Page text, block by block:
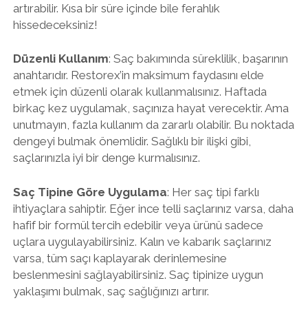
artırabilir. Kısa bir süre içinde bile ferahlık
hissedeceksiniz!
Düzenli Kullanım: Saç bakımında süreklilik, başarının
anahtarıdır. Restorex’in maksimum faydasını elde
etmek için düzenli olarak kullanmalısınız. Haftada
birkaç kez uygulamak, saçınıza hayat verecektir. Ama
unutmayın, fazla kullanım da zararlı olabilir. Bu noktada
dengeyi bulmak önemlidir. Sağlıklı bir ilişki gibi,
saçlarınızla iyi bir denge kurmalısınız.
Saç Tipine Göre Uygulama: Her saç tipi farklı
ihtiyaçlara sahiptir. Eğer ince telli saçlarınız varsa, daha
hafif bir formül tercih edebilir veya ürünü sadece
uçlara uygulayabilirsiniz. Kalın ve kabarık saçlarınız
varsa, tüm saçı kaplayarak derinlemesine
beslenmesini sağlayabilirsiniz. Saç tipinize uygun
yaklaşımı bulmak, saç sağlığınızı artırır.